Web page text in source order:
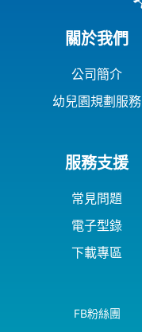
關於我們
公司簡介
幼兒園規劃服務
服務支援
常見問題
電子型錄
下載專區
FB粉絲團